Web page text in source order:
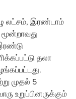
லட்சம், இரண்டாம்
தலா
முதல் 5